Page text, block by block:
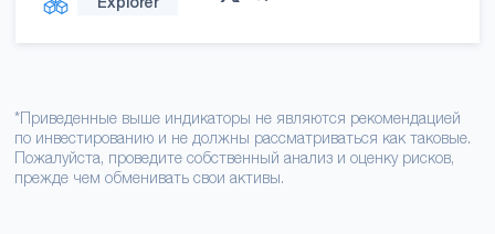
*Приведенные выше индикаторы не являются рекомендацией
по инвестированию и не должны рассматриваться как таковые.
Пожалуйста, проведите собственный анализ и оценку рисков,
прежде чем обменивать свои активы.